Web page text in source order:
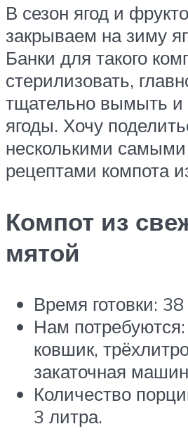
В сезон ягод и
закрываем на зиму
Банки для такого
стерилизовать,
тщательно вымыть и
ягоды. Хочу
несколькими
рецептами компота
Компот из
мятой
Время готовки:
Нам
ковшик,
закаточная
Количество
3 литра.